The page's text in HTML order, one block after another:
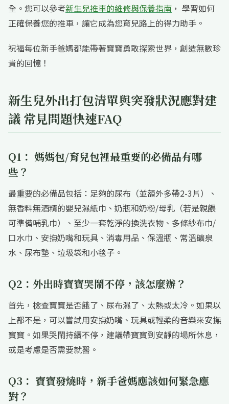
全。您可以參考新生兒推車的維修與保養指南 ， 學習如何
正確保養您的推車，讓它成為您育兒路上的得力助手。
祝福每位新手爸媽都能帶著寶寶勇敢探索世界，創造無數珍
貴的回憶！
新生兒外出打包清單與突發狀況應對建
議 常見問題快速FAQ
Q1： 媽媽包/育兒包裡最重要的必備品有哪
些？
最重要的必備品包括：足夠的尿布（並額外多帶2-3片）、
無香料無酒精的嬰兒濕紙巾、奶瓶和奶粉/母乳（若是親餵
可準備哺乳巾）、至少一套乾淨的換洗衣物、多條紗布巾/
口水巾、安撫奶嘴和玩具、消毒用品、保溫瓶、常溫礦泉
水、尿布墊、垃圾袋和小毯子。
Q2：外出時寶寶哭鬧不停，該怎麼辦？
首先，檢查寶寶是否餓了、尿布濕了、太熱或太冷。如果以
上都不是，可以嘗試用安撫奶嘴、玩具或輕柔的音樂來安撫
寶寶。如果哭鬧持續不停，建議帶寶寶到安靜的場所休息，
或是考慮是否需要就醫。
Q3： 寶寶發燒時，新手爸媽應該如何緊急應
對？